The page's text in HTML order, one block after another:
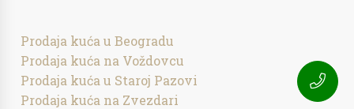
Prodaja kuća u Beogradu
Prodaja kuća na Voždovcu
Prodaja kuća u Staroj Pazovi
Prodaja kuća na Zvezdari